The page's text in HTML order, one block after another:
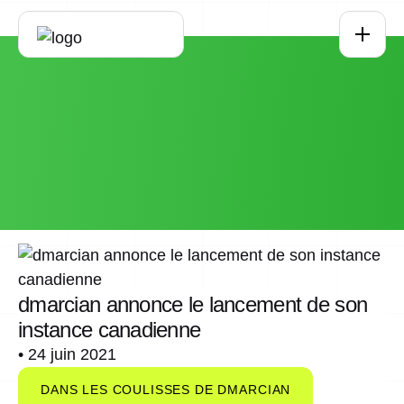
Passer au contenu principal
dmarcian annonce le lancement de son
instance canadienne
• 24 juin 2021
DANS LES COULISSES DE DMARCIAN